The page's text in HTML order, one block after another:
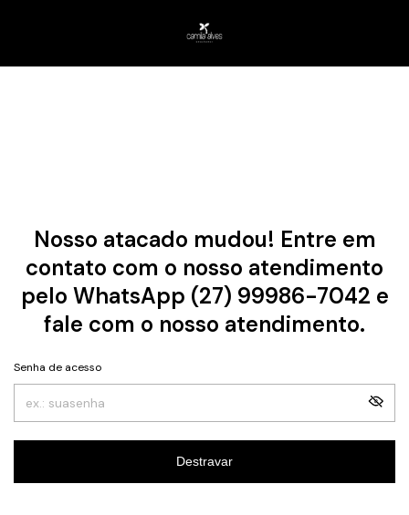
Nosso atacado mudou! Entre em
contato com o nosso atendimento
pelo WhatsApp (27) 99986-7042 e
fale com o nosso atendimento.
Senha de acesso
Destravar